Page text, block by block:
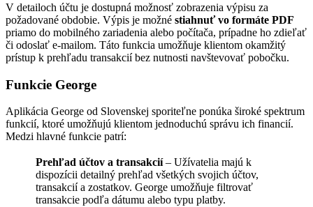
V detailoch účtu je dostupná možnosť zobrazenia výpisu za
požadované obdobie. Výpis je možné stiahnuť vo formáte PDF
priamo do mobilného zariadenia alebo počítača, prípadne ho zdieľať
či odoslať e-mailom. Táto funkcia umožňuje klientom okamžitý
prístup k prehľadu transakcií bez nutnosti navštevovať pobočku.
Funkcie George
Aplikácia George od Slovenskej sporiteľne ponúka široké spektrum
funkcií, ktoré umožňujú klientom jednoduchú správu ich financií.
Medzi hlavné funkcie patrí:
Prehľad účtov a transakcií– Užívatelia majú k
dispozícii detailný prehľad všetkých svojich účtov,
transakcií a zostatkov. George umožňuje filtrovať
transakcie podľa dátumu alebo typu platby.